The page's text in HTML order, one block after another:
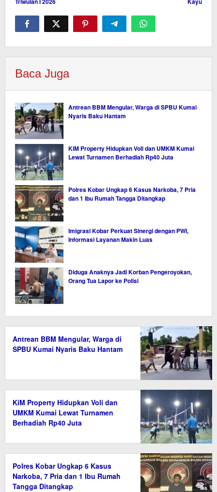
Baca Juga
Antrean BBM Mengular, Warga di SPBU Kumai
Nyaris Baku Hantam
KiM Property Hidupkan Voli dan UMKM Kumai
Lewat Turnamen Berhadiah Rp40 Juta
Polres Kobar Ungkap 6 Kasus Narkoba, 7 Pria
dan 1 Ibu Rumah Tangga Ditangkap
Imigrasi Kobar Perkuat Sinergi dengan PWI,
Informasi Layanan Makin Luas
Diduga Anaknya Jadi Korban Pengeroyokan,
Orang Tua Lapor ke Polisi
Antrean BBM Mengular, Warga di
SPBU Kumai Nyaris Baku Hantam
KiM Property Hidupkan Voli dan
UMKM Kumai Lewat Turnamen
Berhadiah Rp40 Juta
Polres Kobar Ungkap 6 Kasus
Narkoba, 7 Pria dan 1 Ibu Rumah
Tangga Ditangkap